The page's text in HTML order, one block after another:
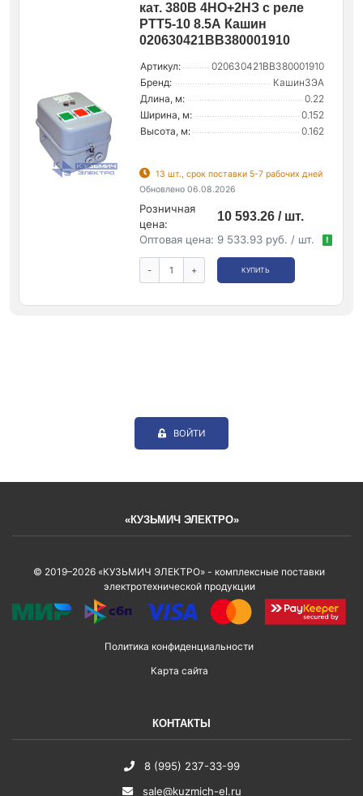
кат. 380В 4НО+2НЗ с реле
РТТ5-10 8.5А Кашин
020630421ВВ380001910
Артикул:
020630421ВВ380001910
Бренд:
КашинЗЭА
Длина, м:
0.22
Ширина, м:
0.152
Высота, м:
0.162
13 шт., срок поставки 5-7 рабочих дней
Обновлено 06.08.2026
Розничная
цена:
10 593.26 / шт.
Оптовая цена: 9 533.93 руб. / шт. !
- + КУПИТЬ
ВОЙТИ
«КУЗЬМИЧ ЭЛЕКТРО»
© 2019–2026 «КУЗЬМИЧ ЭЛЕКТРО» - комплексные поставки
электротехнической продукции
Политика конфиденциальности
Карта сайта
КОНТАКТЫ
8 (995) 237-33-99
sale@kuzmich-el.ru